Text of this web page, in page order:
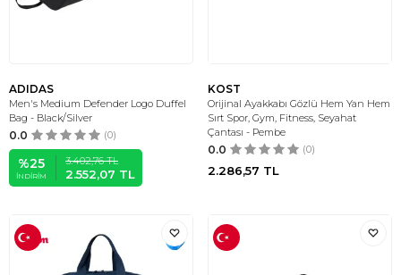
ADIDAS
Men's Medium Defender Logo Duffel
Bag - Black/Silver
0.0 (0)
%25
İNDIRIM
3.402,76TL
2.552,07 TL
KOST
Orijinal Ayakkabı Gözlü Hem Yan Hem
Sırt Spor, Gym, Fitness, Seyahat
Çantası - Pembe
0.0 (0)
2.286,57 TL